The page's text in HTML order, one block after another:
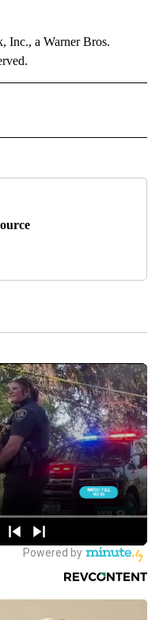
a Warner Bros.
RECEIVE NOTIFICATIONS ABOUT